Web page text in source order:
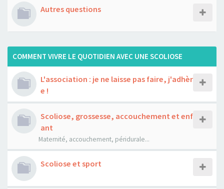
Autres questions
COMMENT VIVRE LE QUOTIDIEN AVEC UNE SCOLIOSE
L'association : je ne laisse pas faire, j'adhèr
e !
Scoliose, grossesse, accouchement et enf
ant
Maternité, accouchement, péridurale...
Scoliose et sport